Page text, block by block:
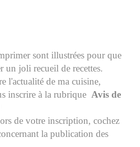
sont illustrées pour que
un joli recueil de recettes.
l'actualité de ma cuisine,
inscrire à la rubrique Avis de
de votre inscription, cochez
la publication des